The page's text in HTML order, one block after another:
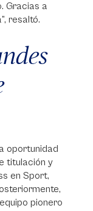
Gracias a
resaltó.
oportunidad
titulación y
en Sport,
pionero